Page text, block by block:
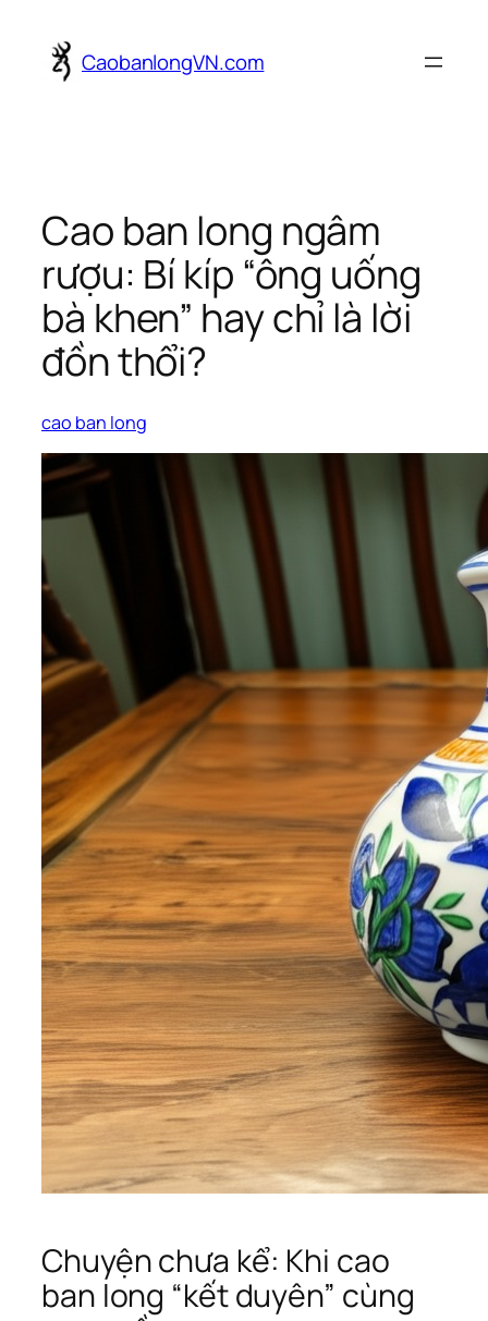
content CaobanlongVN.com
Cao ban long ngâm
rượu: Bí kíp “ông uống
bà khen” hay chỉ là lời
đồn thổi?
cao ban long
Chuyện chưa kể: Khi cao
ban long “kết duyên” cùng